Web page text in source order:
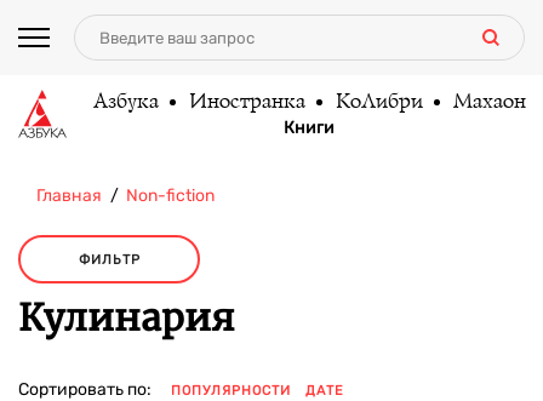
Азбука Иностранка КоЛибри Махаон
Книги
Главная Non-fiction
ФИЛЬТР
Кулинария
Сортировать по: ПОПУЛЯРНОСТИ ДАТЕ